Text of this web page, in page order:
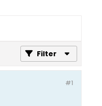
Filter
#1